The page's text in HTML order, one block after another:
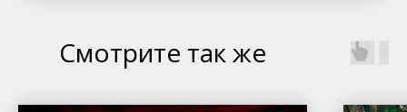
Смотрите так же